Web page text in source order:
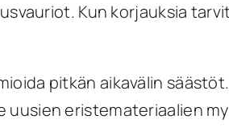
Kun korjauksia
pitkän aikavälin
eristemateriaalien